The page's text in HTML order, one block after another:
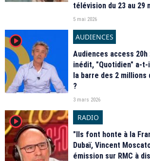
télévision du 23 au 29
5 mai 2026
player2
AUDIENCES
Audiences access
inédit, "Quotidien" a-
la barre des 2 millions
?
3 mars 2026
player2
RADIO
"Ils font honte à la
Dubaï, Vincent
émission sur RMC à